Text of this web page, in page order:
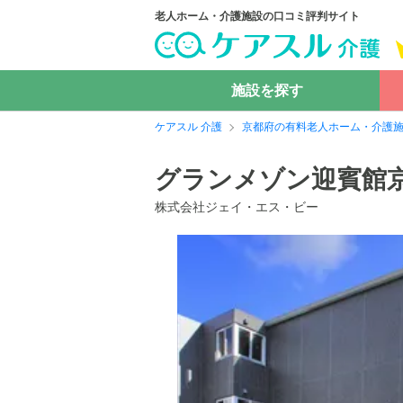
老人ホーム・介護施設の口コミ評判サイト
施設を探す
ケアスル 介護 京都府の有料老人ホーム・介護
グランメゾン迎賓館
株式会社ジェイ・エス・ビー